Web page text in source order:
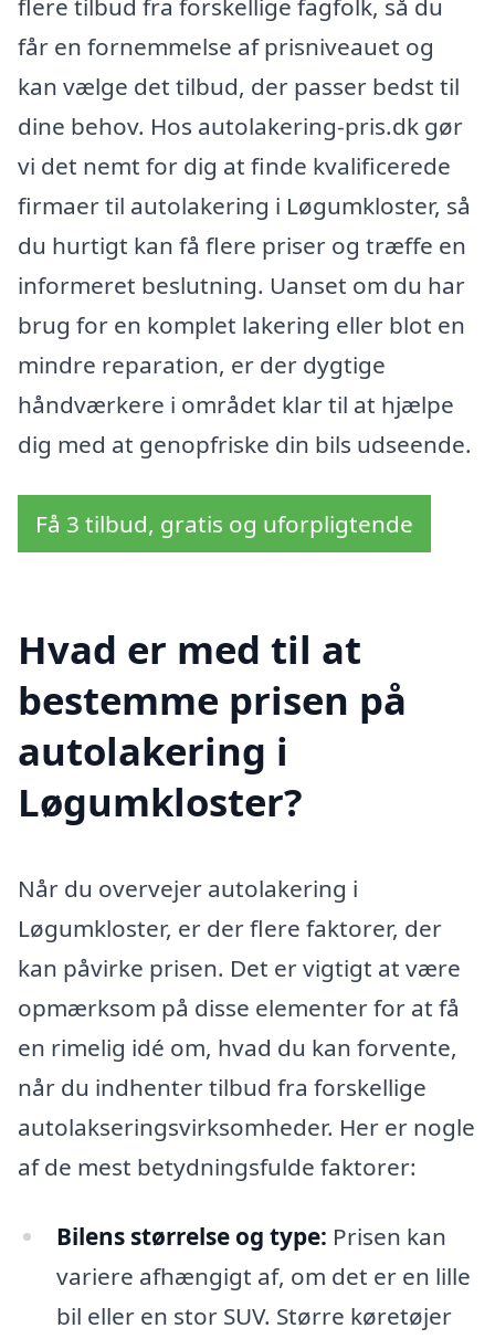
flere tilbud fra forskellige fagfolk, så du
får en fornemmelse af prisniveauet og
kan vælge det tilbud, der passer bedst til
dine behov. Hos autolakering-pris.dk gør
vi det nemt for dig at finde kvalificerede
firmaer til autolakering i Løgumkloster, så
du hurtigt kan få flere priser og træffe en
informeret beslutning. Uanset om du har
brug for en komplet lakering eller blot en
mindre reparation, er der dygtige
håndværkere i området klar til at hjælpe
dig med at genopfriske din bils udseende.
Få 3 tilbud, gratis og uforpligtende
Hvad er med til at
bestemme prisen på
autolakering i
Løgumkloster?
Når du overvejer autolakering i
Løgumkloster, er der flere faktorer, der
kan påvirke prisen. Det er vigtigt at være
opmærksom på disse elementer for at få
en rimelig idé om, hvad du kan forvente,
når du indhenter tilbud fra forskellige
autolakseringsvirksomheder. Her er nogle
af de mest betydningsfulde faktorer:
Bilens størrelse og type: Prisen kan
variere afhængigt af, om det er en lille
bil eller en stor SUV. Større køretøjer